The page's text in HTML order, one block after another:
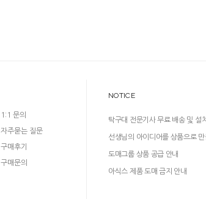
1:1 문의
자주묻는 질문
구매후기
구매문의
NOTICE
탁구대 전문기사 무료 배송 및 설
선생님의 아이디어를 상품으로 만
다!
도매그룹 상품 공급 안내
아식스 제품 도매 금지 안내